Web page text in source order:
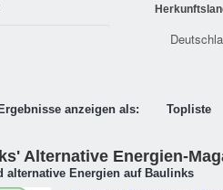
anzeigen als: Topliste
Alternative Energien-
alternative Energien auf Baulinks